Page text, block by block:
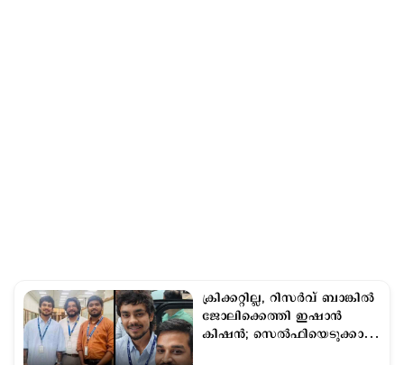
ക്രിക്കറ്റില്ല, റിസര്‍വ് ബാങ്കില്‍
ജോലിക്കെത്തി ഇഷാന്‍
കിഷന്‍; സെല്‍ഫിയെടുക്കാന്‍